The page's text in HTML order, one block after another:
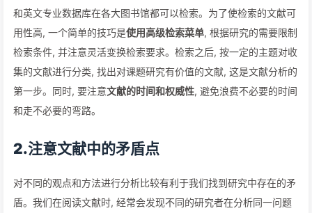
和英文专业数据库在各大图书馆都可以检索。为了使检索的文献可
用性高, 一个简单的技巧是使用高级检索菜单, 根据研究的需要限制
检索条件, 并注意灵活变换检索要求。检索之后, 按一定的主题对收
集的文献进行分类, 找出对课题研究有价值的文献, 这是文献分析的
第一步。同时, 要注意文献的时间和权威性, 避免浪费不必要的时间
和走不必要的弯路。
2.注意文献中的矛盾点
对不同的观点和方法进行分析比较有利于我们找到研究中存在的矛
盾。我们在阅读文献时, 经常会发现不同的研究者在分析同一问题